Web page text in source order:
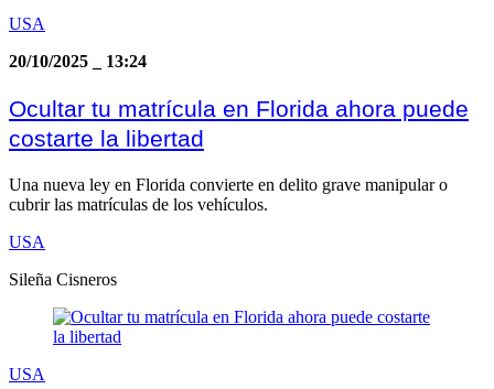
USA
20/10/2025
13:24
Ocultar tu matrícula en Florida ahora puede
costarte la libertad
Una nueva ley en Florida convierte en delito grave manipular o
cubrir las matrículas de los vehículos.
USA
Sileña Cisneros
USA